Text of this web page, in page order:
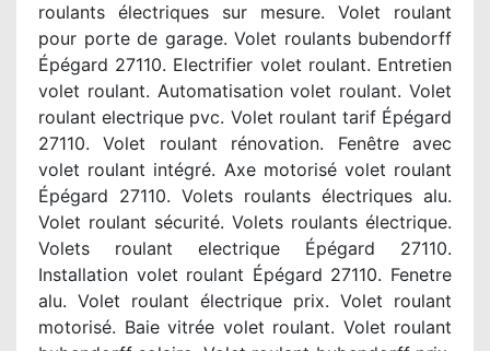
roulants électriques sur mesure. Volet roulant
pour porte de garage. Volet roulants bubendorff
Épégard 27110. Electrifier volet roulant. Entretien
volet roulant. Automatisation volet roulant. Volet
roulant electrique pvc. Volet roulant tarif Épégard
27110. Volet roulant rénovation. Fenêtre avec
volet roulant intégré. Axe motorisé volet roulant
Épégard 27110. Volets roulants électriques alu.
Volet roulant sécurité. Volets roulants électrique.
Volets roulant electrique Épégard 27110.
Installation volet roulant Épégard 27110. Fenetre
alu. Volet roulant électrique prix. Volet roulant
motorisé. Baie vitrée volet roulant. Volet roulant